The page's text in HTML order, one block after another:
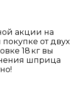
акции на
от двух
18 кг вы
шприца